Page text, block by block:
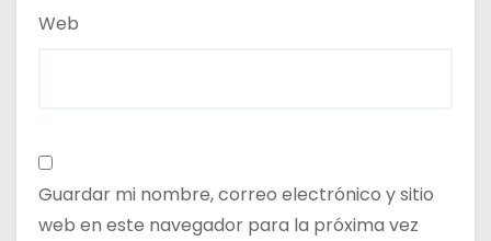
Web
Guardar mi nombre, correo electrónico y sitio
web en este navegador para la próxima vez